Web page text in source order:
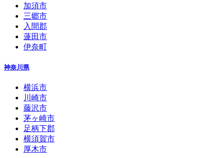
加須市
三郷市
入間郡
蓮田市
伊奈町
神奈川県
横浜市
川崎市
藤沢市
茅ヶ崎市
足柄下郡
横須賀市
厚木市